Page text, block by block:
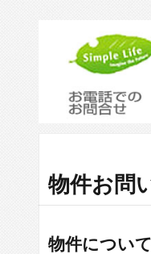
物件お問
物件につい